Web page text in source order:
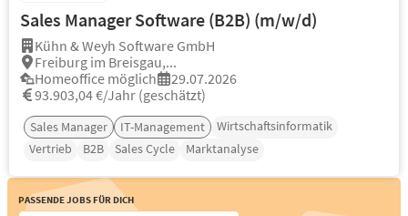
Sales Manager Software (B2B) (m/w/d)
Kühn & Weyh Software GmbH
Freiburg im Breisgau,...
Homeoffice möglich
29.07.2026
93.903,04 €/Jahr (geschätzt)
Sales Manager IT-Management
Wirtschaftsinformatik
Vertrieb
B2B Sales Cycle Marktanalyse
Passende Jobs für Dich